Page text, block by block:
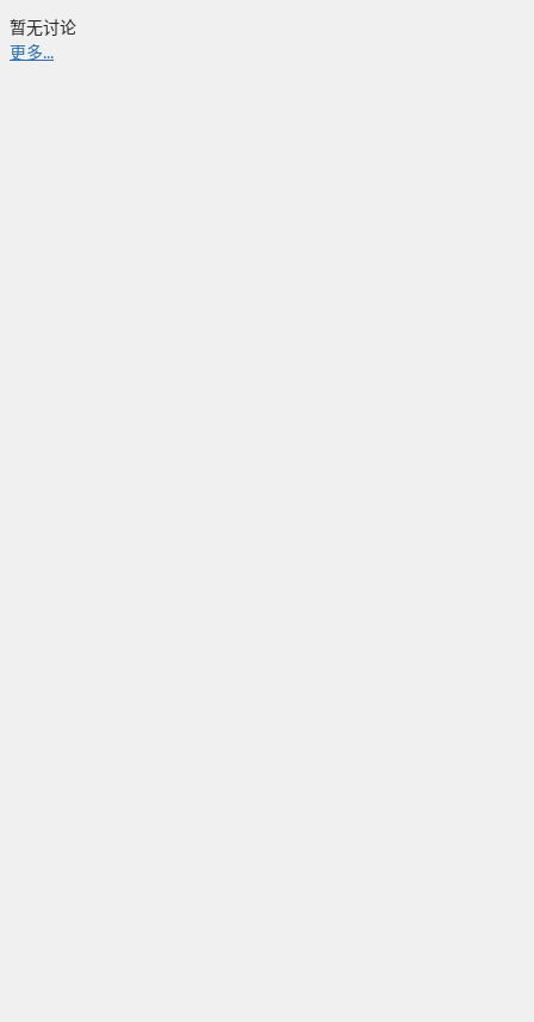
暂无讨论
更多...